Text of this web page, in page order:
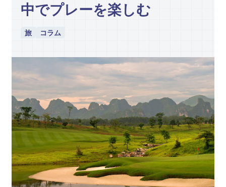
中でプレーを楽しむ
旅 コラム